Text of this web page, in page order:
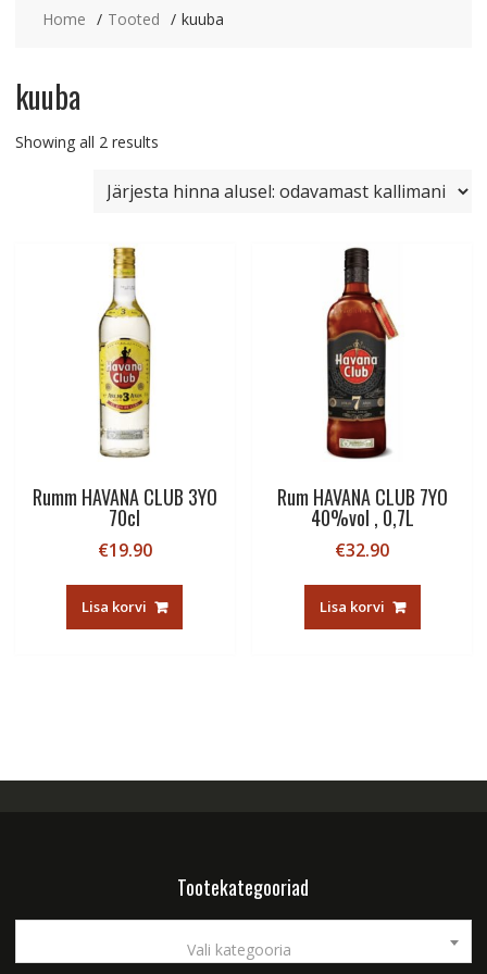
Home Tooted kuuba
kuuba
Showing all 2 resultsSorted
price:
Rumm HAVANA CLUB 3YO
70cl
€19.90
Lisa korvi
Rum HAVANA CLUB 7YO
40%vol , 0,7L
€32.90
Lisa korvi
Tootekategooriad
Vali kategooria